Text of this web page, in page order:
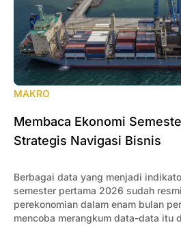
MAKRO
Membaca Ekonomi
Strategis Navigasi Bisnis
Berbagai data yang menjadi
semester pertama 2026 sudah
perekonomian dalam enam bulan
mencoba merangkum data-data itu